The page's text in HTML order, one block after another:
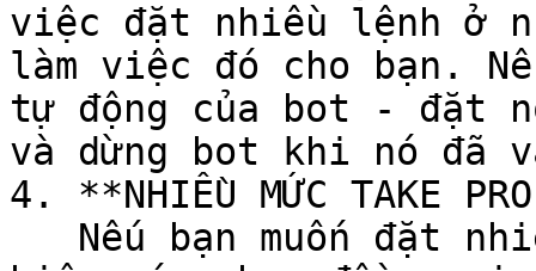
việc đặt nhiều lệnh ở
làm việc đó cho bạn.
tự động của bot - đặt
và dừng bot khi nó đã
4. **NHIỀU MỨC TAKE